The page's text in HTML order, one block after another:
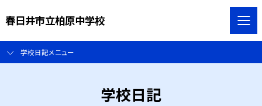
春日井市立柏原中学校
学校日記メニュー
学校日記